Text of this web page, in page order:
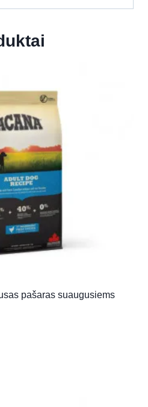
pašaras suaugusiems